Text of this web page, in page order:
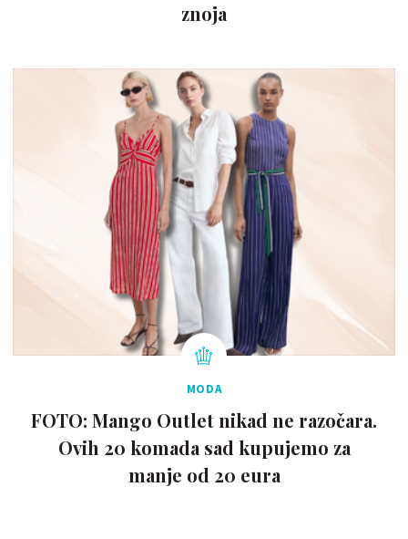
znoja
MODA
FOTO: Mango Outlet nikad ne razočara.
Ovih 20 komada sad kupujemo za
manje od 20 eura